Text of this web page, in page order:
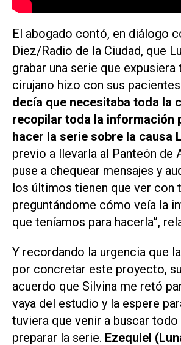
El abogado contó, en diálogo
Diez/Radio de la Ciudad, que
grabar una serie que
cirujano hizo con sus
decía que necesitaba toda la
recopilar toda la información
hacer la serie sobre la causa
previo a llevarla al Panteón de
puse a chequear mensajes y
los últimos tienen que ver con
preguntándome cómo veía la
que teníamos para hacerla”,
Y recordando la urgencia que
por concretar este proyecto,
acuerdo que Silvina me retó
vaya del estudio y la espere
tuviera que venir a buscar todo
preparar la serie. Ezequiel